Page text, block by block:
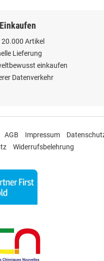
20.000 Artikel
Lieferung
einkaufen
Datenverkehr
AGB Impressum
Widerrufsbelehrung